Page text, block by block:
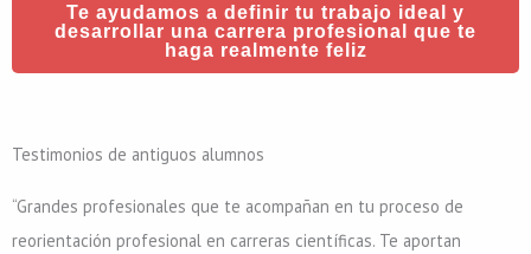
Te ayudamos a definir tu trabajo ideal y
desarrollar una carrera profesional que te
haga realmente feliz
Testimonios de antiguos alumnos
“Grandes profesionales que te acompañan en tu proceso de
reorientación profesional en carreras científicas. Te aportan